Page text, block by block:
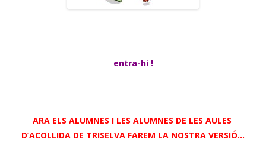
entra-hi !
ARA ELS ALUMNES I LES ALUMNES DE LES AULES
D’ACOLLIDA DE TRISELVA FAREM LA NOSTRA VERSIÓ…